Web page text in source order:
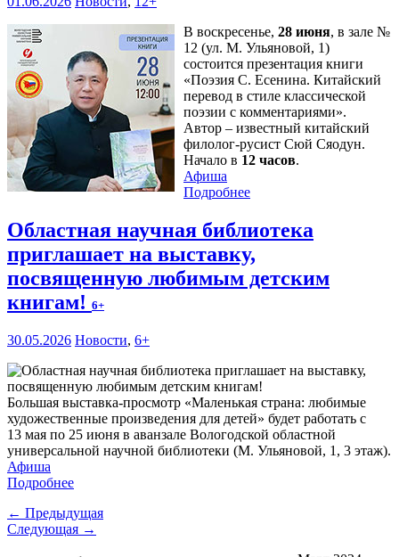
В воскресенье, 28 июня, в зале №
12 (ул. М. Ульяновой, 1)
состоится презентация книги
«Поэзия С. Есенина. Китайский
перевод в стиле классической
поэзии с комментариями».
Автор – известный китайский
филолог-русист Сюй Сяодун.
Начало в 12 часов.
Афиша
Подробнее
Областная научная библиотека
приглашает на выставку,
посвященную любимым детским
книгам! 6+
30.05.2026 Новости, 6+
Большая выставка-просмотр «Маленькая страна: любимые
художественные произведения для детей» будет работать с
13 мая по 25 июня в аванзале Вологодской областной
универсальной научной библиотеки (М. Ульяновой, 1, 3 этаж).
Афиша
Подробнее
← Предыдущая
Следующая →